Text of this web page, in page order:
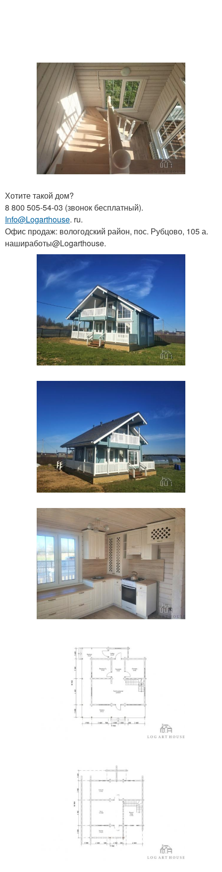
Хотите такой дом?
8 800 505-54-03 (звонок бесплатный).
Info@Logarthouse. ru.
Офис продаж: вологодский район, пос. Рубцово, 105 а.
нашиработы@Logarthouse.